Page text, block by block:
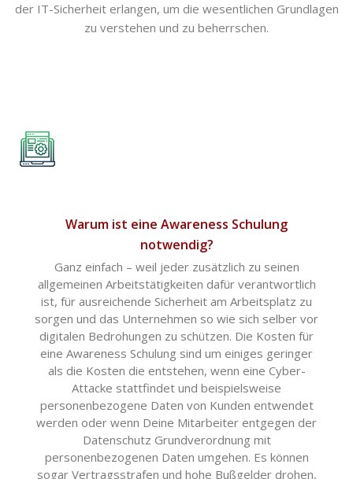
der IT-Sicherheit erlangen, um die wesentlichen Grundlagen
zu verstehen und zu beherrschen.
Warum ist eine Awareness Schulung
notwendig?
Ganz einfach – weil jeder zusätzlich zu seinen
allgemeinen Arbeitstätigkeiten dafür verantwortlich
ist, für ausreichende Sicherheit am Arbeitsplatz zu
sorgen und das Unternehmen so wie sich selber vor
digitalen Bedrohungen zu schützen. Die Kosten für
eine Awareness Schulung sind um einiges geringer
als die Kosten die entstehen, wenn eine Cyber-
Attacke stattfindet und beispielsweise
personenbezogene Daten von Kunden entwendet
werden oder wenn Deine Mitarbeiter entgegen der
Datenschutz Grundverordnung mit
personenbezogenen Daten umgehen. Es können
sogar Vertragsstrafen und hohe Bußgelder drohen,